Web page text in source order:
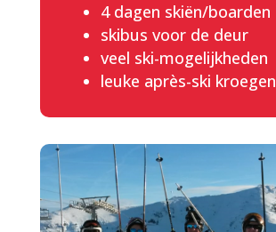
4 dagen skiën/boarden
skibus voor de deur
veel ski-mogelijkheden
leuke après-ski kroegen